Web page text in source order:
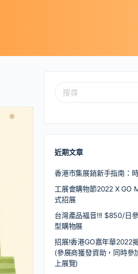
近期文章
香港市集展銷新手指南：
工展會購物節2022 X GO
式招展
台灣產品福音!!! $850/日
型購物展
招展!香港GO嘉年華2022
(參展商獲發資助，同時參
上展覽)